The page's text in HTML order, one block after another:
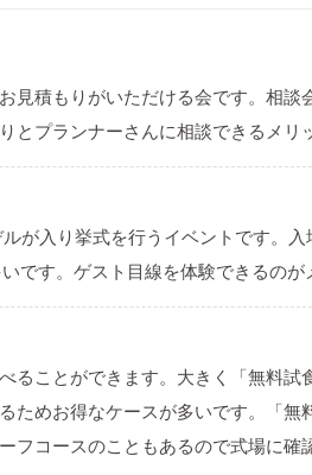
見積もりがいただける会です。相
とプランナーさんに相談できるメリ
が入り挙式を行うイベントです。
です。ゲスト目線を体験できるの
ることができます。大きく「無料
ためお得なケースが多いです。「
フコースのこともあるので式場に確